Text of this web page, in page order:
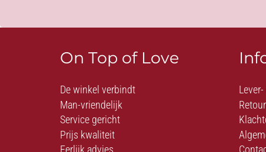
On Top of Love
De winkel verbindt
Man-vriendelijk
Service gericht
Prijs kwaliteit